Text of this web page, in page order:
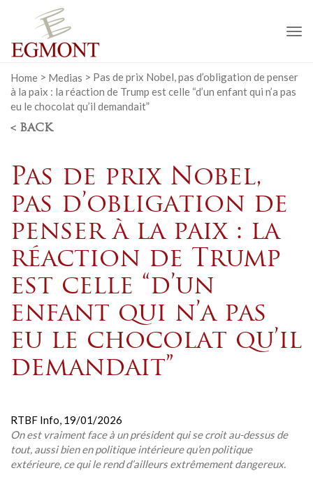
Home > Medias > Pas de prix Nobel, pas d’obligation de penser
à la paix : la réaction de Trump est celle “d’un enfant qui n’a pas
eu le chocolat qu’il demandait”
< BACK
Pas de prix Nobel,
pas d’obligation de
penser à la paix : la
réaction de Trump
est celle “d’un
enfant qui n’a pas
eu le chocolat qu’il
demandait”
RTBF Info, 19/01/2026
On est vraiment face à un président qui se croit au-dessus de
tout, aussi bien en politique intérieure qu’en politique
extérieure, ce qui le rend d’ailleurs extrêmement dangereux.